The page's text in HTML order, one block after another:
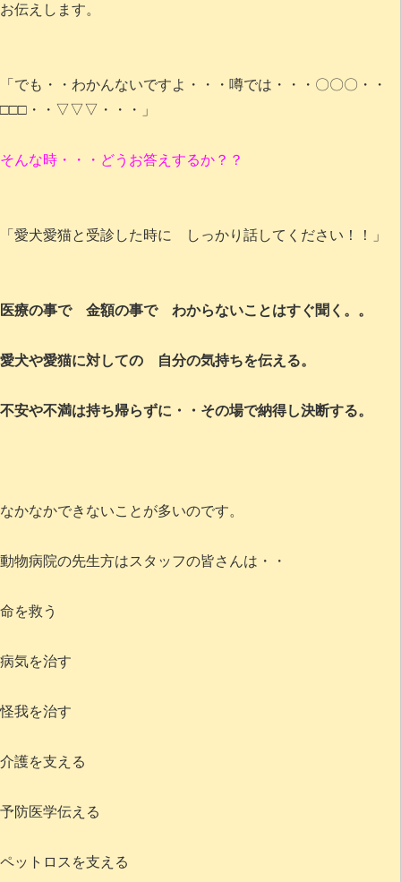
お伝えします。
「でも・・わかんないですよ・・・噂では・・・〇〇〇・・
□□□・・▽▽▽・・・」
そんな時・・・どうお答えするか？？
「愛犬愛猫と受診した時に しっかり話してください！！」
医療の事で 金額の事で わからないことはすぐ聞く。。
愛犬や愛猫に対しての 自分の気持ちを伝える。
不安や不満は持ち帰らずに・・その場で納得し決断する。
なかなかできないことが多いのです。
動物病院の先生方はスタッフの皆さんは・・
命を救う
病気を治す
怪我を治す
介護を支える
予防医学伝える
ペットロスを支える